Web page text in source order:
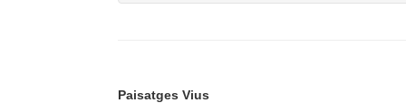
Paisatges Vius